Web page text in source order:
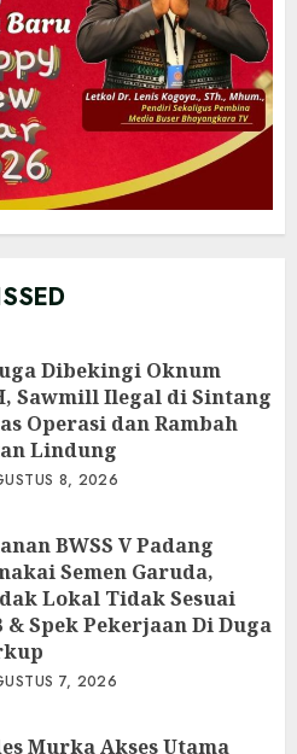
Dibekingi Oknum
Sawmill Ilegal di Sintang
Operasi dan Rambah
Lindung
8, 2026
BWSS V Padang
Semen Garuda,
Lokal Tidak Sesuai
& Spek Pekerjaan Di Duga
7, 2026
Murka Akses Utama